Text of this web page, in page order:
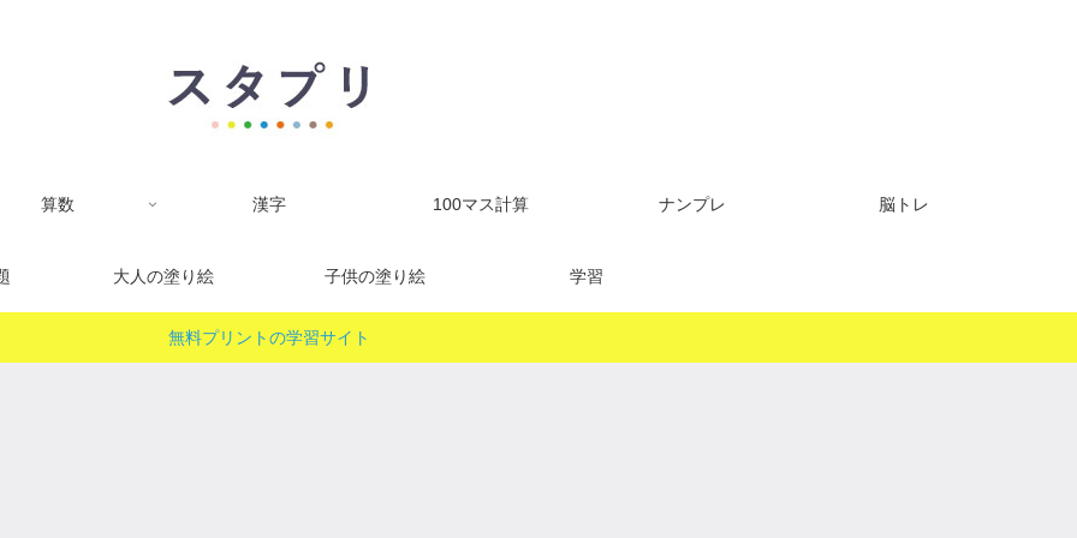
算数 漢字 100マス計算 ナンプレ 脳トレ
大人の塗り絵 子供の塗り絵 学習
無料プリントの学習サイト